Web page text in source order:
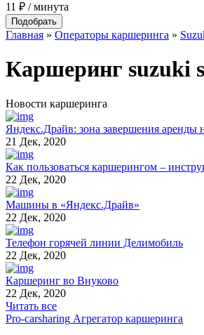
11 ₽ / минута
Главная » Операторы каршеринга »
Каршеринг suzuki
Новости каршеринга
Яндекс.Драйв: зона завершения аренды
21 Дек, 2020
Как пользоваться каршерингом –
22 Дек, 2020
Машины в «Яндекс.Драйв»
22 Дек, 2020
Телефон горячей линии Делимобиль
22 Дек, 2020
Каршеринг во Внуково
22 Дек, 2020
Читать все
Pro-carsharing Агрегатор каршеринга